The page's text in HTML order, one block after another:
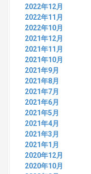
2022年12月
2022年11月
2022年10月
2021年12月
2021年11月
2021年10月
2021年9月
2021年8月
2021年7月
2021年6月
2021年5月
2021年4月
2021年3月
2021年1月
2020年12月
2020年10月